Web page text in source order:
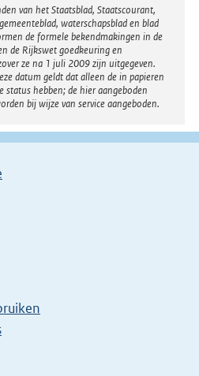
van het Staatsblad, Staatscourant,
waterschapsblad en blad
de formele bekendmakingen in de
de Rijkswet goedkeuring en
ze na 1 juli 2009 zijn uitgegeven.
datum geldt dat alleen de in papieren
hebben; de hier aangeboden
bij wijze van service aangeboden.